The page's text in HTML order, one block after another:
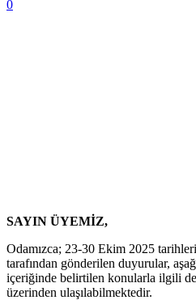
0
SAYIN ÜYEMİZ,
Odamızca; 23-30 Ekim 2025
tarafından gönderilen duyurular,
içeriğinde belirtilen konularla ilgili
üzerinden ulaşılabilmektedir.